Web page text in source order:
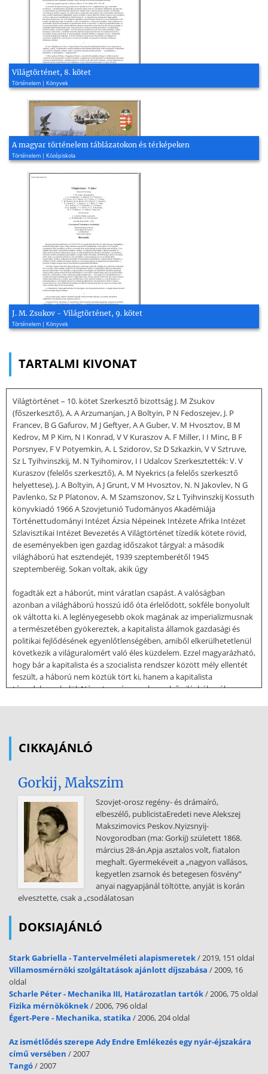
Világtörténet, 8. kötet
Történelem | Könyvek
A magyar történelem táblázatokon és térképeken
Történelem | Középiskola
J. M. Zsukov - Világtörténet, 9. kötet
Történelem | Könyvek
TARTALMI KIVONAT
Világtörténet – 10. kötet Szerkesztő bizottság J. M Zsukov
(főszerkesztő), A. A Arzumanjan, J A Boltyin, P N Fedoszejev, J. P
Francev, B G Gafurov, M J Geftyer, A A Guber, V. M Hvosztov, B M
Kedrov, M P Kim, N I Konrad, V V Kuraszov A. F Miller, I I Minc, B F
Porsnyev, F V Potyemkin, A. L Szidorov, Sz D Szkazkin, V V Sztruve,
Sz L Tyihvinszkij, M. N Tyihomirov, I I Udalcov Szerkesztették: V. V
Kuraszov (felelős szerkesztő), A. M Nyekrics (a felelős szerkesztő
helyettese), J. A Boltyin, A J Grunt, V M Hvosztov, N. N Jakovlev, N G
Pavlenko, Sz P Platonov, A. M Szamszonov, Sz L Tyihvinszkij Kossuth
könyvkiadó 1966 A Szovjetunió Tudományos Akadémiája
Történettudományi Intézet Ázsia Népeinek Intézete Afrika Intézet
Szlavisztikai Intézet Bevezetés A Világtörténet tízedik kötete rövid,
de eseményekben igen gazdag időszakot tárgyal: a második
világháború hat esztendejét, 1939 szeptemberétől 1945
szeptemberéig. Sokan voltak, akik úgy
fogadták ezt a háborút, mint váratlan csapást. A valóságban
azonban a világháború hosszú idő óta érlelődött, sokféle bonyolult
ok váltotta ki. A leglényegesebb okok magának az imperializmusnak
a természetében gyökereztek, a kapitalista államok gazdasági és
politikai fejlődésének egyenlőtlenségében, amiből elkerülhetetlenül
következik a világuralomért való éles küzdelem. Ezzel magyarázható,
hogy bár a kapitalista és a szocialista rendszer között mély ellentét
feszült, a háború nem köztük tört ki, hanem a kapitalista
társadalmon belül. Németország, amely az első világháborúban
államok csoportja. Németország mellett Olaszország és Japán
világháború után kaptak, és kijátszottnak, megcsaltnak érezték
indítottak a világ újrafelosztásáért (Mandzsúria megtámadása 1931-
ben, Etiópia lerohanása 1935-ben, a spanyol polgárháború
19361939-ben, Ausztria megszállása és a csehszlovák válság
19381939-ben, Albánia megszállása 1939-ben és így tovább),
egyidejűleg fokozva gazdasági expanziójukat a Balkánon, a Közel- és
Közép-Keleten, Távol-Keleten, Délkelet-Ázsiában és Latin-
Amerikában. Az imperialista ellentétek kiéleződése nem
kismértékben a világgazdasági válság következménye volt. A válság
négy éven át, 1929-től 1933-ig tombolt a kapitalista világban, és
járult, hogy a Nagy Októberi Szocialista Forradalom óta a
földgolyó egyetlen társadalmi-gazdasági rendszere. Lehetőségei
csökkentek, ellentmondásai ennek következtében is éleződtek. A
szovjet szocialista állam fejlődése és erősödése tovább mélyítette a
kapitalizmus általános válságát. A harmincas évek közepétől
valójában az egész tőkés világ két hatalmi csoport elszánt gazdasági
és politikai küzdelmének terepévé lett: egyik oldalon a fasiszta
Franciaország és az Amerikai Egyesült Államok akkortájt kiformálódó
imperialista tömbje állt. Az agresszív fasiszta csoport megrohamozta
CIKKAJÁNLÓ
Gorkij, Makszim
Szovjet-orosz regény- és drámaíró,
elbeszélő, publicistaEredeti neve Alekszej
Makszimovics Peskov.Nyizsnyij-
Novgorodban (ma: Gorkij) született 1868.
március 28-án.Apja asztalos volt, fiatalon
meghalt. Gyermekéveit a „nagyon vallásos,
kegyetlen zsarnok és betegesen fösvény”
anyai nagyapjánál töltötte, anyját is korán
elvesztette, csak a „csodálatosan
DOKSIAJÁNLÓ
Stark Gabriella - Tantervelméleti alapismeretek/ 2019, 151 oldal
Villamosmérnöki szolgáltatások ajánlott díjszabása / 2009, 16
oldal
Scharle Péter - Mechanika III, Határozatlan tartók/ 2006, 75 oldal
Fizika mérnököknek/ 2006, 796 oldal
Égert-Pere - Mechanika, statika / 2006, 204 oldal
Az ismétlődés szerepe Ady Endre Emlékezés egy nyár-éjszakára
című versében / 2007
Tangó/ 2007